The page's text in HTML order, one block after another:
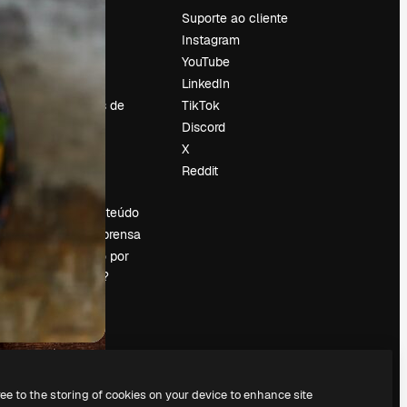
Sobre nós
Tendências de
Slidesgo
Vender conteúdo
Sala de imprensa
Procurando por
magnific.ai?
Suporte ao cliente
Instagram
YouTube
LinkedIn
TikTok
Discord
X
Reddit
to the storing of cookies on your device to enhance site